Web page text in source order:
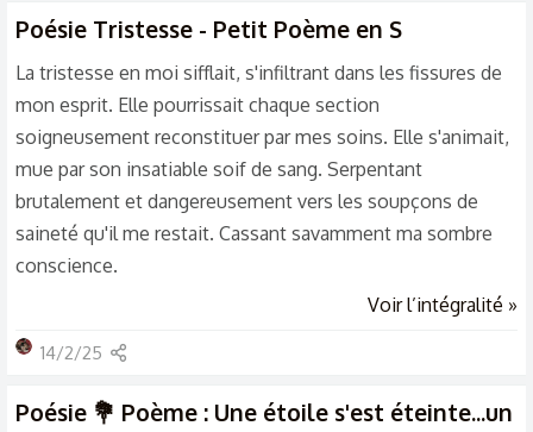
Poésie Tristesse - Petit Poème en S
La tristesse en moi sifflait, s'infiltrant dans les fissures de
mon esprit. Elle pourrissait chaque section
soigneusement reconstituer par mes soins. Elle s'animait,
mue par son insatiable soif de sang. Serpentant
brutalement et dangereusement vers les soupçons de
saineté qu'il me restait. Cassant savamment ma sombre
conscience.
Voir l’intégralité »
14/2/25
Poésie 💐 Poème : Une étoile s'est éteinte...un